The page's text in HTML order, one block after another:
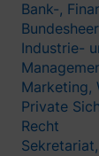
Bank-,
Industrie-
Marketing,
Private
Recht